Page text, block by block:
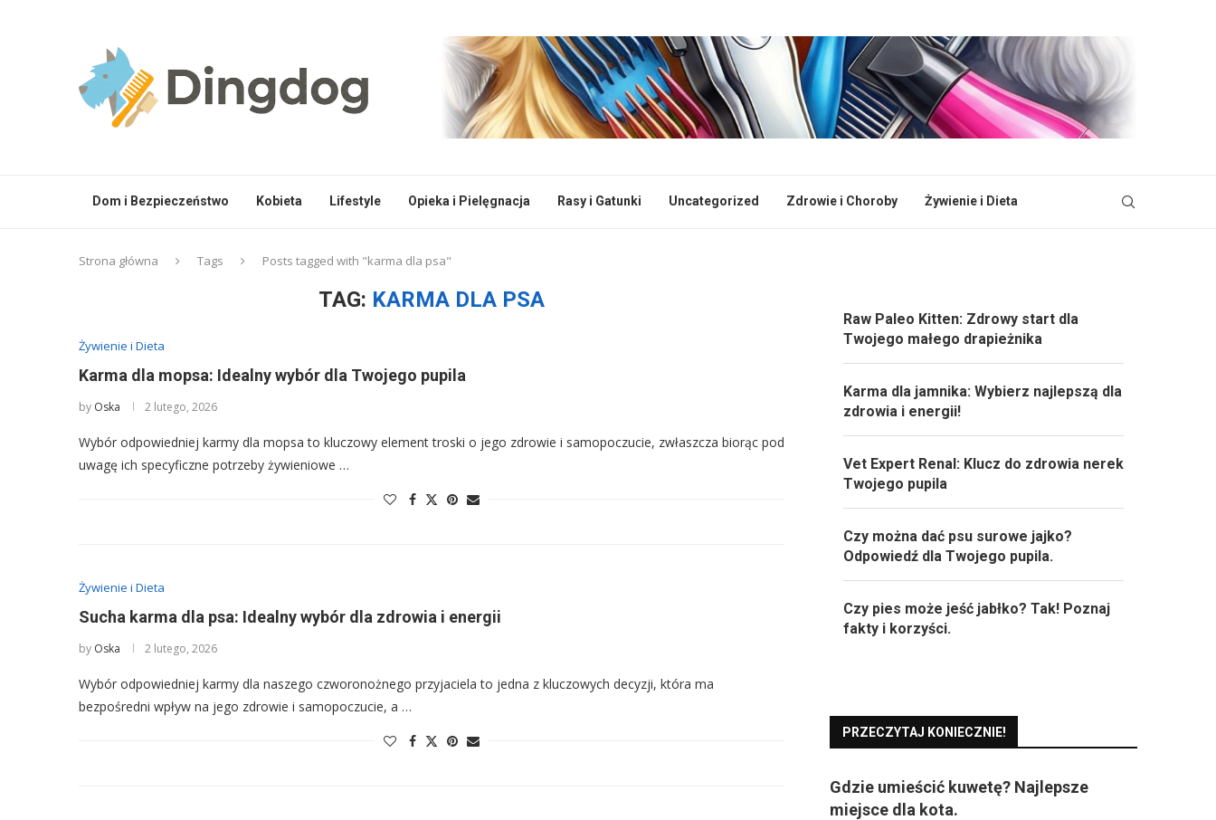
Dom i Bezpieczeństwo Kobieta Lifestyle Opieka i Pielęgnacja Rasy i Gatunki Uncategorized Zdrowie i Choroby Żywienie i Dieta
Strona główna Tags Posts tagged with "karma dla psa"
TAG: KARMA DLA PSA
Żywienie i Dieta
Karma dla mopsa: Idealny wybór dla Twojego pupila
by Oska 2 lutego, 2026
Wybór odpowiedniej karmy dla mopsa to kluczowy element troski o jego zdrowie i samopoczucie, zwłaszcza biorąc pod
uwagę ich specyficzne potrzeby żywieniowe …
Żywienie i Dieta
Sucha karma dla psa: Idealny wybór dla zdrowia i energii
by Oska 2 lutego, 2026
Wybór odpowiedniej karmy dla naszego czworonożnego przyjaciela to jedna z kluczowych decyzji, która ma
bezpośredni wpływ na jego zdrowie i samopoczucie, a …
Raw Paleo Kitten: Zdrowy start dla
Twojego małego drapieżnika
Karma dla jamnika: Wybierz najlepszą dla
zdrowia i energii!
Vet Expert Renal: Klucz do zdrowia nerek
Twojego pupila
Czy można dać psu surowe jajko?
Odpowiedź dla Twojego pupila.
Czy pies może jeść jabłko? Tak! Poznaj
fakty i korzyści.
PRZECZYTAJ KONIECZNIE!
Gdzie umieścić kuwetę? Najlepsze
miejsce dla kota.